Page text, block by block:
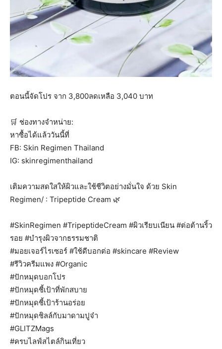
ตอนนี้จัดโปร จาก 3,800ลดเหลือ 3,040 บาท
🛒 ช่องทางจำหน่าย:
หาซื้อได้แล้ววันนี้ที่
FB: Skin Regimen Thailand
IG: skinregimenthailand
เติมความสดใสให้ผิวและใช้ชีวิตอย่างมั่นใจ ด้วย Skin
Regimen/ : Tripeptide Cream 🌿
#SkinRegimen #TripeptideCream #ผิวเรียบเนียน #ต่อต้านริ้ว
รอย #บำรุงผิวจากธรรมชาติ
#มอยเจอร์ไรเซอร์ #ใช้ดีบอกต่อ #skincare #Review
#รีวิวครีมแพง #Organic
#ปักหมุดบอกโปร
#ปักหมุดชี้เป้าที่พักสบาย
#ปักหมุดชี้เป้าร้านอร่อย
#ปักหมุดชิลล์กับมาดามปูจ๋า
#GLITZMags
#ครบไลฟ์สไตล์กินเที่ยว